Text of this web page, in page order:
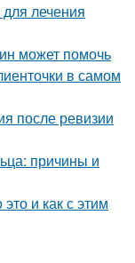
лечения
может помочь
в самом
после ревизии
причины и
и как с этим